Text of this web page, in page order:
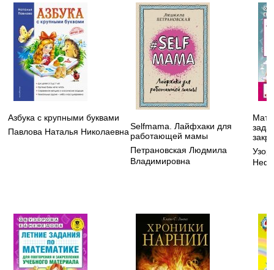
Азбука с крупными буквами
Павлова Наталья Николаевна
Selfmama. Лайфхаки для
работающей мамы
Петрановская Людмила
Владимировна